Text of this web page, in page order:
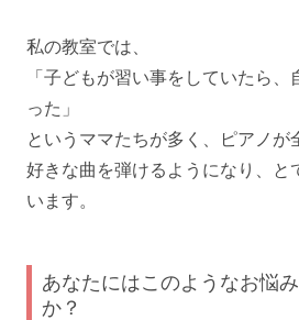
私の教室では、
「子どもが習い事をしていたら
った」
というママたちが多く、ピアノが
好きな曲を弾けるようになり、と
います。
あなたにはこのようなお悩
か？